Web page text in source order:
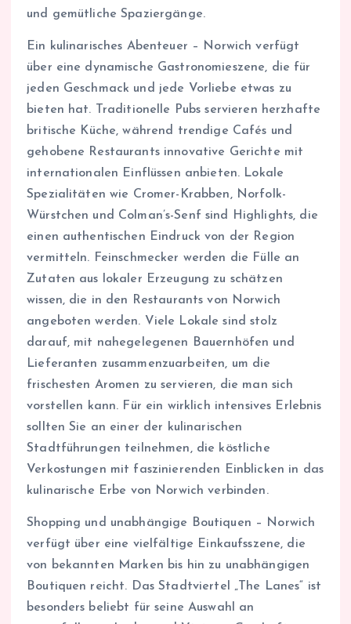
und gemütliche Spaziergänge.
Ein kulinarisches Abenteuer – Norwich verfügt
über eine dynamische Gastronomieszene, die für
jeden Geschmack und jede Vorliebe etwas zu
bieten hat. Traditionelle Pubs servieren herzhafte
britische Küche, während trendige Cafés und
gehobene Restaurants innovative Gerichte mit
internationalen Einflüssen anbieten. Lokale
Spezialitäten wie Cromer-Krabben, Norfolk-
Würstchen und Colman’s-Senf sind Highlights, die
einen authentischen Eindruck von der Region
vermitteln. Feinschmecker werden die Fülle an
Zutaten aus lokaler Erzeugung zu schätzen
wissen, die in den Restaurants von Norwich
angeboten werden. Viele Lokale sind stolz
darauf, mit nahegelegenen Bauernhöfen und
Lieferanten zusammenzuarbeiten, um die
frischesten Aromen zu servieren, die man sich
vorstellen kann. Für ein wirklich intensives Erlebnis
sollten Sie an einer der kulinarischen
Stadtführungen teilnehmen, die köstliche
Verkostungen mit faszinierenden Einblicken in das
kulinarische Erbe von Norwich verbinden.
Shopping und unabhängige Boutiquen – Norwich
verfügt über eine vielfältige Einkaufsszene, die
von bekannten Marken bis hin zu unabhängigen
Boutiquen reicht. Das Stadtviertel „The Lanes“ ist
besonders beliebt für seine Auswahl an